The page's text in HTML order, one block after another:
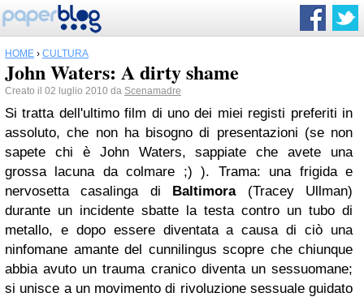
HOME › CULTURA
John Waters: A dirty shame
Creato il 02 luglio 2010 da Scenamadre
Si tratta dell'ultimo film di uno dei miei registi preferiti in
assoluto, che non ha bisogno di presentazioni (se non
sapete chi è John Waters, sappiate che avete una
grossa lacuna da colmare ;) ). Trama: una frigida e
nervosetta casalinga di Baltimora(Tracey Ullman)
durante un incidente sbatte la testa contro un tubo di
metallo, e dopo essere diventata a causa di ciò una
ninfomane amante del cunnilingus scopre che chiunque
abbia avuto un trauma cranico diventa un sessuomane;
si unisce a un movimento di rivoluzione sessuale guidato